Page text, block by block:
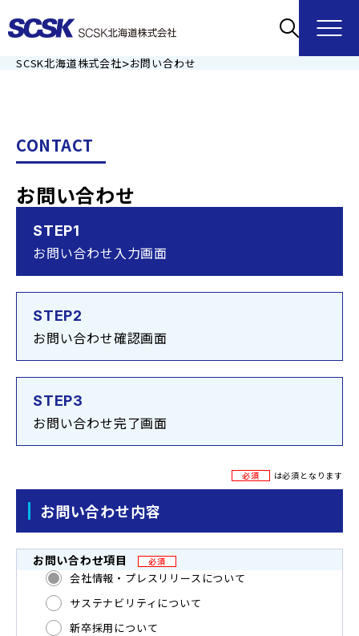
SCSK北海道株式会社>お問い合わせ
CONTACT
お問い合わせ
STEP1
お問い合わせ入力画面
STEP2
お問い合わせ確認画面
STEP3
お問い合わせ完了画面
必須 は必須となります
お問い合わせ内容
お問い合わせ項目 必須
会社情報・プレスリリースについて
サステナビリティについて
新卒採用について